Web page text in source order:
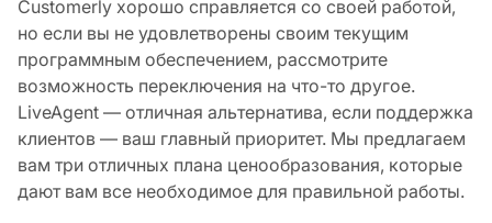
Customerly хорошо справляется со своей работой,
но если вы не удовлетворены своим текущим
программным обеспечением, рассмотрите
возможность переключения на что-то другое.
LiveAgent — отличная альтернатива, если поддержка
клиентов — ваш главный приоритет. Мы предлагаем
вам три отличных плана ценообразования, которые
дают вам все необходимое для правильной работы.